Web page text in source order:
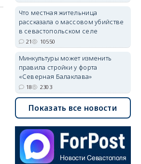
Что местная жительница
рассказала о массовом убийстве
в севастопольском селе
21 10550
Минкультуры может изменить
правила стройки у форта
«Северная Балаклава»
18 2303
Показать все новости